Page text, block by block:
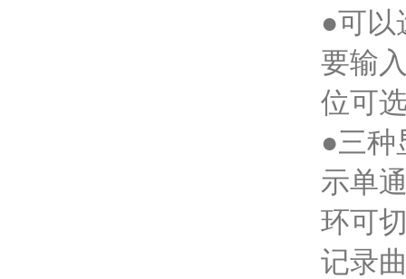
●可以
要输
位可
●三种
示单
环可
记录